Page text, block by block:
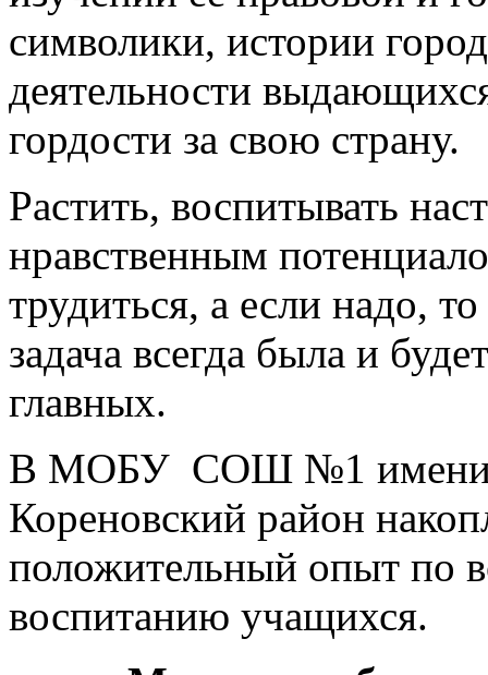
Растить, воспитывать
нравственным
трудиться, а если надо,
задача всегда была и
главных.
В МОБУ СОШ №1 имени
Кореновский район
положительный опыт по
воспитанию учащихся.
Месячник